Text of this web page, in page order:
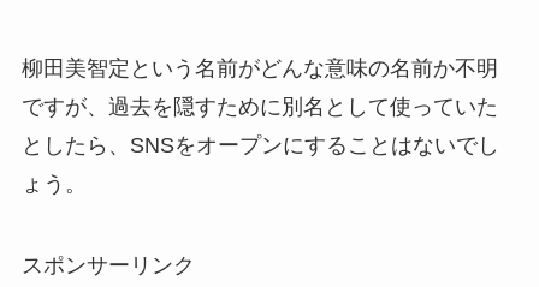
柳田美智定という名前がどんな意味の名前か不明
ですが、過去を隠すために別名として使っていた
としたら、SNSをオープンにすることはないでし
ょう。
スポンサーリンク